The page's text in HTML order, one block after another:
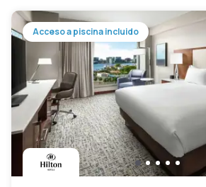
Acceso a piscina incluido